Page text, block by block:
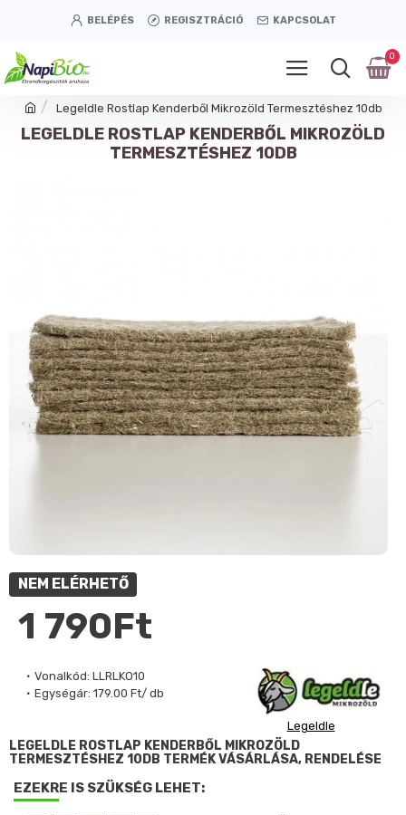
BELÉPÉS REGISZTRÁCIÓ KAPCSOLAT
0
Legeldle Rostlap Kenderből Mikrozöld Termesztéshez 10db
LEGELDLE ROSTLAP KENDERBŐL MIKROZÖLD
TERMESZTÉSHEZ 10DB
Vonalkód: LLRLKO10
Egységár: 179.00 Ft/ db
Legeldle
NEM ELÉRHETŐ
1 790Ft
LEGELDLE ROSTLAP KENDERBŐL MIKROZÖLD
TERMESZTÉSHEZ 10DB TERMÉK VÁSÁRLÁSA, RENDELÉSE
EZEKRE IS SZÜKSÉG LEHET: